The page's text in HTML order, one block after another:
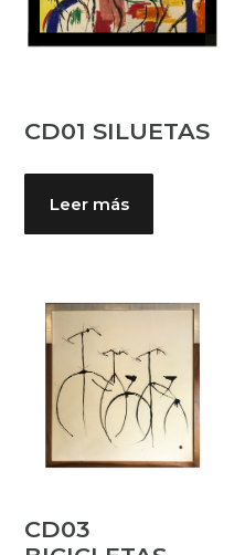
CD01 SILUETAS
Leer más
CD03